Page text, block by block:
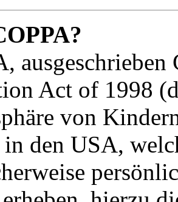
Act of 1998
von
in den USA,